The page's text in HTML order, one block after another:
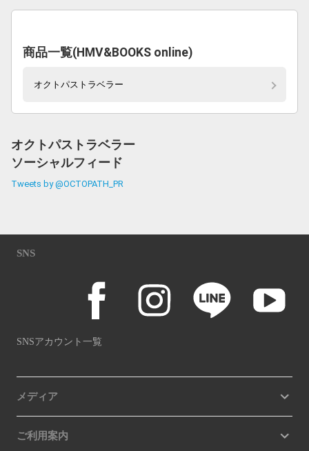
商品一覧(HMV&BOOKS online)
オクトパストラベラー
オクトパストラベラー
ソーシャルフィード
Tweets by @OCTOPATH_PR
SNS
SNSアカウント一覧
メディア
ご利用案内